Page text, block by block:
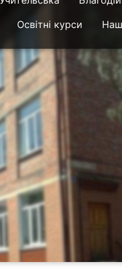
Освітні курси